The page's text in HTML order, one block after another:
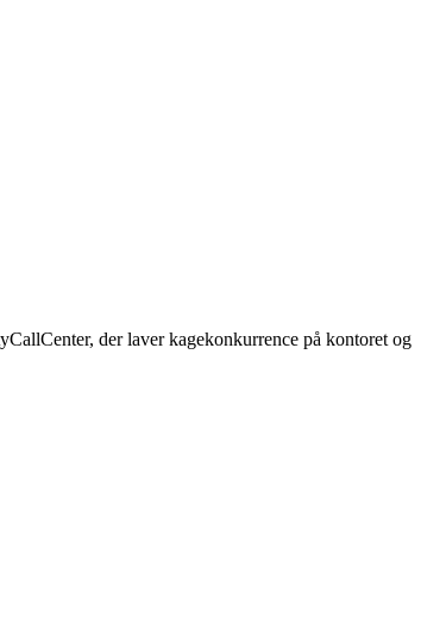
der laver kagekonkurrence på kontoret og